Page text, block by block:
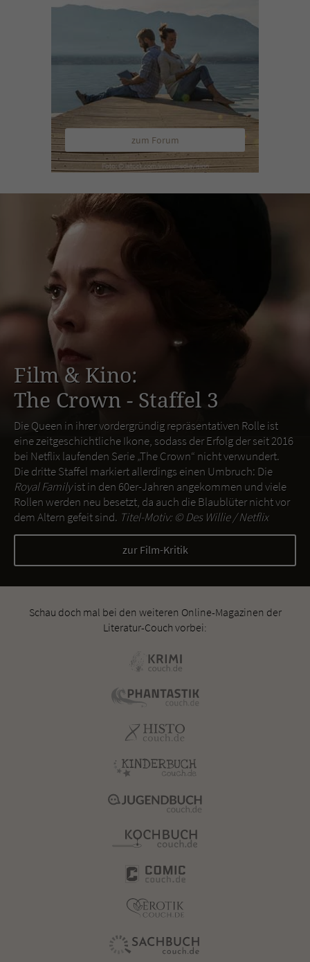
zum Forum
Film & Kino:
The Crown - Staffel 3
Die Queen in ihrer vordergründig repräsentativen Rolle ist
eine zeitgeschichtliche Ikone, sodass der Erfolg der seit 2016
bei Netflix laufenden Serie „The Crown“ nicht verwundert.
Die dritte Staffel markiert allerdings einen Umbruch: Die
Royal Familyist in den 60er-Jahren angekommen und viele
Rollen werden neu besetzt, da auch die Blaublüter nicht vor
dem Altern gefeit sind. Titel-Motiv: ©Des Willie / Netflix
zur Film-Kritik
Schau doch mal bei den weiteren Online-Magazinen der
Literatur-Couch vorbei: